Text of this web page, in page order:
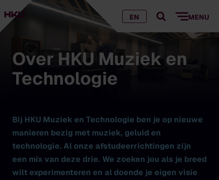
EN MENU
Over HKU Muziek en
Technologie
Bij HKU Muziek en Technologie ben je op nieuwe
manieren bezig met muziek, geluid en
technologie. Al onze afstudeerrichtingen zijn
een mix van deze drie. We zoeken jou als je breed
wilt experimenteren en al doende je eigen visie